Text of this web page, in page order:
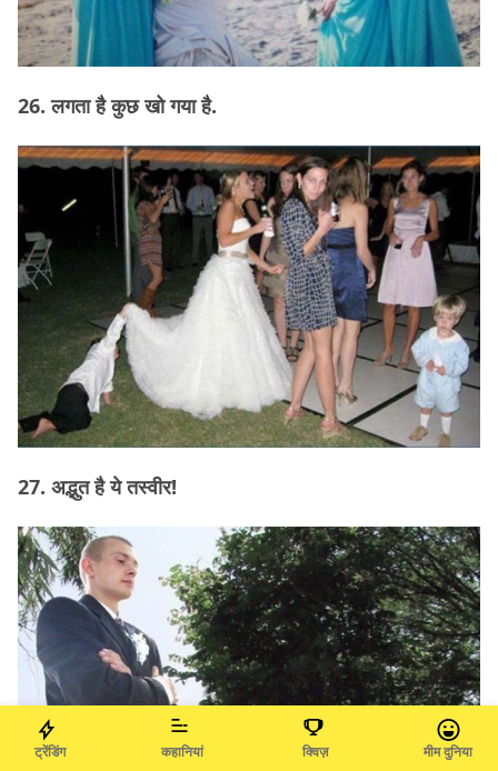
26. लगता है कुछ खो गया है.
27. अद्भुत है ये तस्वीर!
ट्रेंडिंग कहानियां क्विज़ मीम दुनिया